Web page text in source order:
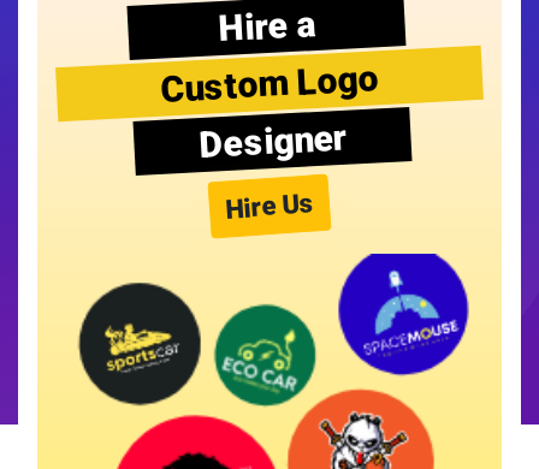
Hire a
Custom Logo
Designer
Hire Us